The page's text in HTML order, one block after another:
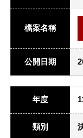
檔案名稱
公開日期
年度
類別